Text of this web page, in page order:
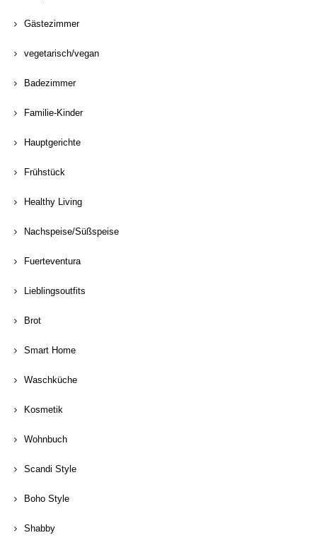
Gästezimmer
vegetarisch/vegan
Badezimmer
Familie-Kinder
Hauptgerichte
Frühstück
Healthy Living
Nachspeise/Süßspeise
Fuerteventura
Lieblingsoutfits
Brot
Smart Home
Waschküche
Kosmetik
Wohnbuch
Scandi Style
Boho Style
Shabby